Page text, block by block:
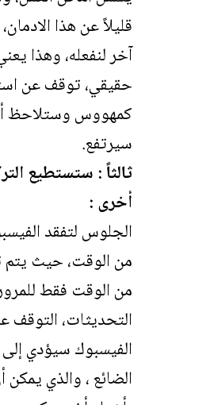
قليلاً عن هذا
آخر لنفعله، وهذا
حقيقي، توقف عن
كمهووس وستلاحظ
سيرتفع.
ثالثاً : ستستطيع
أخرى :
الجلوس لتفقد
من الوقت، حيث يتم
من الوقت فقط
التحديثات، التوقف
الفيسبوك سيؤدي
الضائع ، والذي